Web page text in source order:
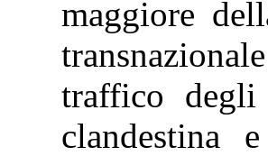
maggiore
traffico degli
clandestina